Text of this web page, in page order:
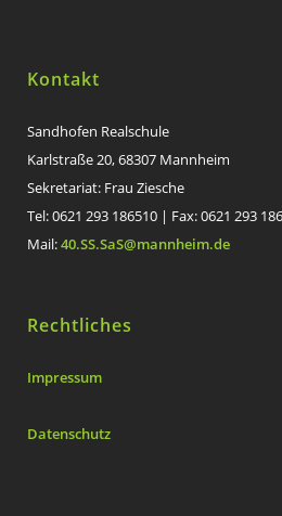
Kontakt
Sandhofen Realschule
Karlstraße 20, 68307 Mannheim
Sekretariat: Frau Ziesche
Tel: 0621 293 186510 | Fax: 0621 293
Mail:40.SS.SaS@mannheim.de
Rechtliches
Impressum
Datenschutz